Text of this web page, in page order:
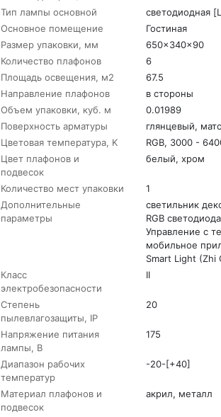
Тип лампы основной
светодиодная
Основное помещение
Гостиная
Размер упаковки, мм
650x340x90
Количество плафонов
6
Площадь освещения, м2
67.5
Направление плафонов
в стороны
Объем упаковки, куб. м
0.01989
Поверхность арматуры
глянцевый,
Цветовая температура, K
RGB, 3000 -
Цвет плафонов и
подвесок
белый, хром
Количество мест упаковки
1
Дополнительные
параметры
светильник
RGB
Управление с
мобильное
Smart Light (Zhi
Класс
электробезопасности
II
Степень
пылевлагозащиты, IP
20
Напряжение питания
лампы, В
175
Диапазон рабочих
температур
-20-[+40]
Материал плафонов и
подвесок
акрил, металл